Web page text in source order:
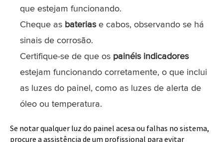
que estejam funcionando.
Cheque as bateriase cabos, observando se há
sinais de corrosão.
Certifique-se de que os painéis indicadores
estejam funcionando corretamente, o que inclui
as luzes do painel, como as luzes de alerta de
óleo ou temperatura.
Se notar qualquer luz do painel acesa ou falhas no sistema,
procure a assistência de um profissional para evitar